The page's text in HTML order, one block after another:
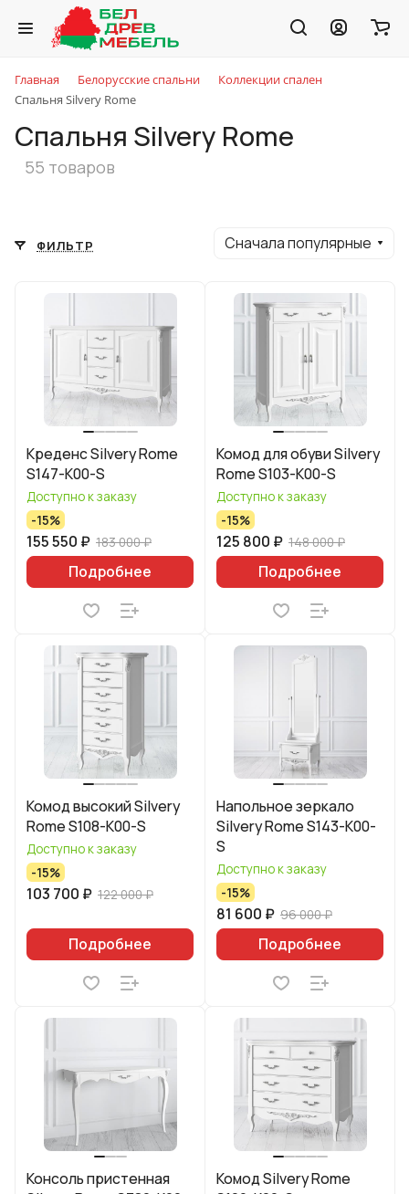
Главная Белорусские спальни
Коллекции спален
Спальня Silvery Rome
Спальня Silvery Rome
55 товаров
ФИЛЬТР Сначала популярные
Креденс Silvery Rome
S147-K00-S
Доступно к заказу
-15%
155 550 ₽ 183 000 ₽
Подробнее
Комод для обуви Silvery
Rome S103-K00-S
Доступно к заказу
-15%
125 800 ₽ 148 000 ₽
Подробнее
Комод высокий Silvery
Rome S108-K00-S
Доступно к заказу
-15%
103 700 ₽ 122 000 ₽
Подробнее
Напольное зеркало
Silvery Rome S143-K00-
S
Доступно к заказу
-15%
81 600 ₽ 96 000 ₽
Подробнее
Консоль пристенная
Комод Silvery Rome